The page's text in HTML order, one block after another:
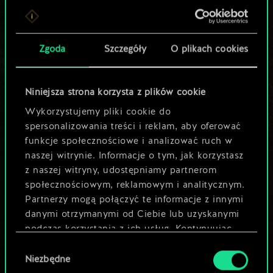
Zgoda Szczegóły O plikach cookies
Niniejsza strona korzysta z plików cookie
Wykorzystujemy pliki cookie do
spersonalizowania treści i reklam, aby oferować
funkcje społecznościowe i analizować ruch w
naszej witrynie. Informacje o tym, jak korzystasz
z naszej witryny, udostępniamy partnerom
społecznościowym, reklamowym i analitycznym.
Partnerzy mogą połączyć te informacje z innymi
danymi otrzymanymi od Ciebie lub uzyskanymi
podczas korzystania z ich usług. Kontynuując
używanie plików cookie.
zgody
Niezbędne
Lubisz grać tą talią?
Pomóż społeczności
odkryć jej
potencjał!
Nazwij talię i opisz swoją strategię
Edytuj talię
LUB